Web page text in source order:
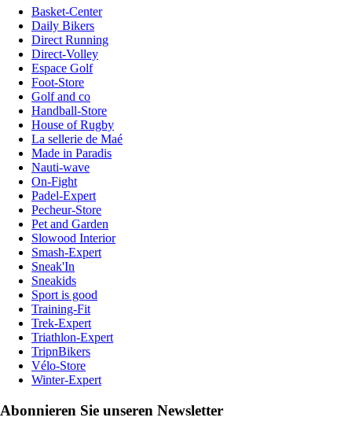
Basket-Center
Daily Bikers
Direct Running
Direct-Volley
Espace Golf
Foot-Store
Golf and co
Handball-Store
House of Rugby
La sellerie de Maé
Made in Paradis
Nauti-wave
On-Fight
Padel-Expert
Pecheur-Store
Pet and Garden
Slowood Interior
Smash-Expert
Sneak'In
Sneakids
Sport is good
Training-Fit
Trek-Expert
Triathlon-Expert
TripnBikers
Vélo-Store
Winter-Expert
Abonnieren Sie unseren Newsletter